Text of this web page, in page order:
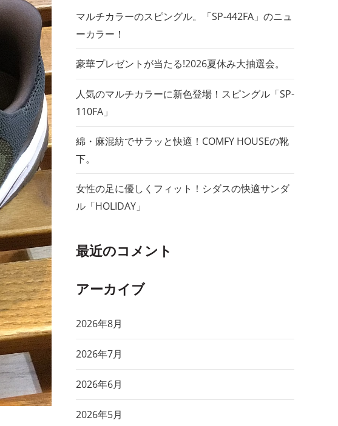
マルチカラーのスピングル。「SP-442FA」のニュ
ーカラー！
豪華プレゼントが当たる!2026夏休み大抽選会。
人気のマルチカラーに新色登場！スピングル「SP-
110FA」
綿・麻混紡でサラッと快適！COMFY HOUSEの靴
下。
女性の足に優しくフィット！シダスの快適サンダ
ル「HOLIDAY」
最近のコメント
アーカイブ
2026年8月
2026年7月
2026年6月
2026年5月